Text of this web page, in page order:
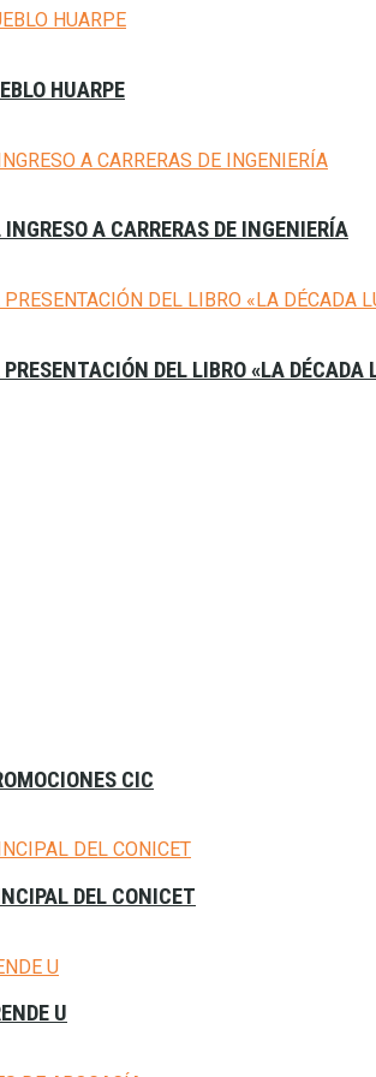
HUARPE
A CARRERAS DE INGENIERÍA
DEL LIBRO «LA DÉCADA
CIC
DEL CONICET
U